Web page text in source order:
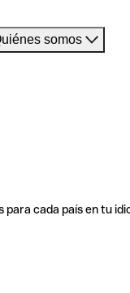
somos
cada país en tu